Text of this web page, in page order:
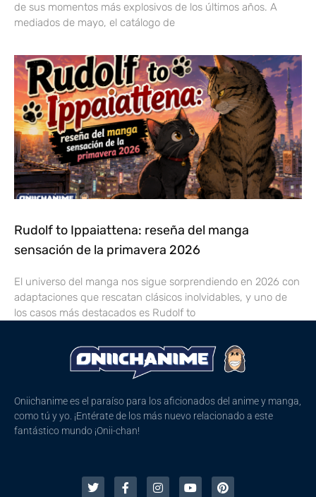
de sus momentos más explosivos de los últimos años. A
mediados de mayo, el catálogo de
Rudolf to Ippaiattena: reseña del manga
sensación de la primavera 2026
El universo del manga nos sigue sorprendiendo en 2026 con
adaptaciones que rescatan clásicos inolvidables, y uno de
los casos más destacados es Rudolf to
Oniichanime es el paraíso para los aficionados del anime y manga,
como tú y yo. ¡Entérate de los más nuevo relacionado a este
fantástico mundo ¡Onii-chan!